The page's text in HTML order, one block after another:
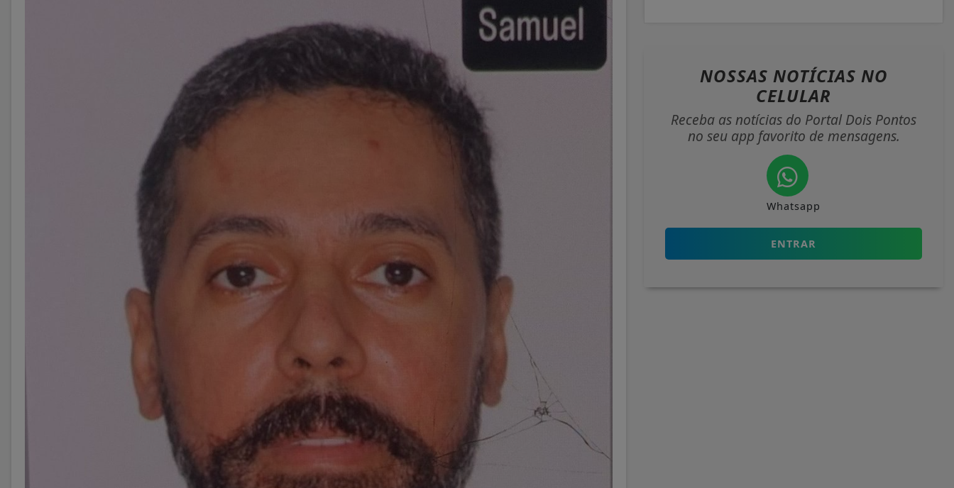
NOSSAS NOTÍCIAS NO
CELULAR
Receba as notícias do Portal Dois Pontos
no seu app favorito de mensagens.
Whatsapp
ENTRAR